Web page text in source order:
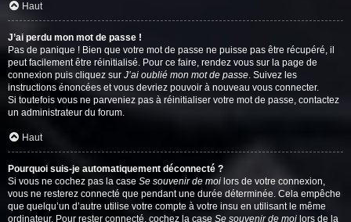
Haut
J’ai perdu mon mot de passe !
Pas de panique ! Bien que votre mot de passe ne puisse pas être récupéré, il
peut facilement être réinitialisé. Pour ce faire, rendez vous sur la page de
connexion puis cliquez sur J’ai oublié mon mot de passe. Suivez les
instructions énoncées et vous devriez pouvoir à nouveau vous connecter.
Si toutefois vous ne parveniez pas à réinitialiser votre mot de passe, contactez
un administrateur du forum.
Haut
Pourquoi suis-je automatiquement déconnecté ?
Si vous ne cochez pas la case Se souvenir de moi lors de votre connexion,
vous ne resterez connecté que pendant une durée déterminée. Cela empêche
que quelqu’un d’autre utilise votre compte à votre insu en utilisant le même
ordinateur. Pour rester connecté, cochez la case Se souvenir de moi lors de la